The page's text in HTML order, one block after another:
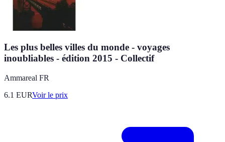
Les plus belles villes du monde - voyages
inoubliables - édition 2015 - Collectif
Ammareal FR
6.1 EURVoir le prix